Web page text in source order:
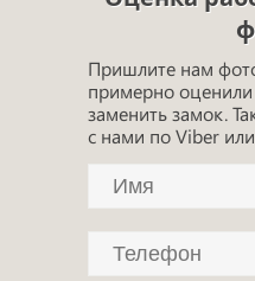
Пришлите нам
примерно оценили
заменить замок.
с нами по Viber